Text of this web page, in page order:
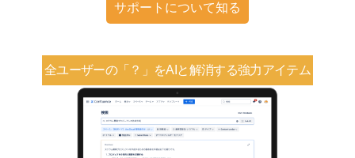
サポートについて知る
全ユーザーの「？」をAIと解消する強力アイテム